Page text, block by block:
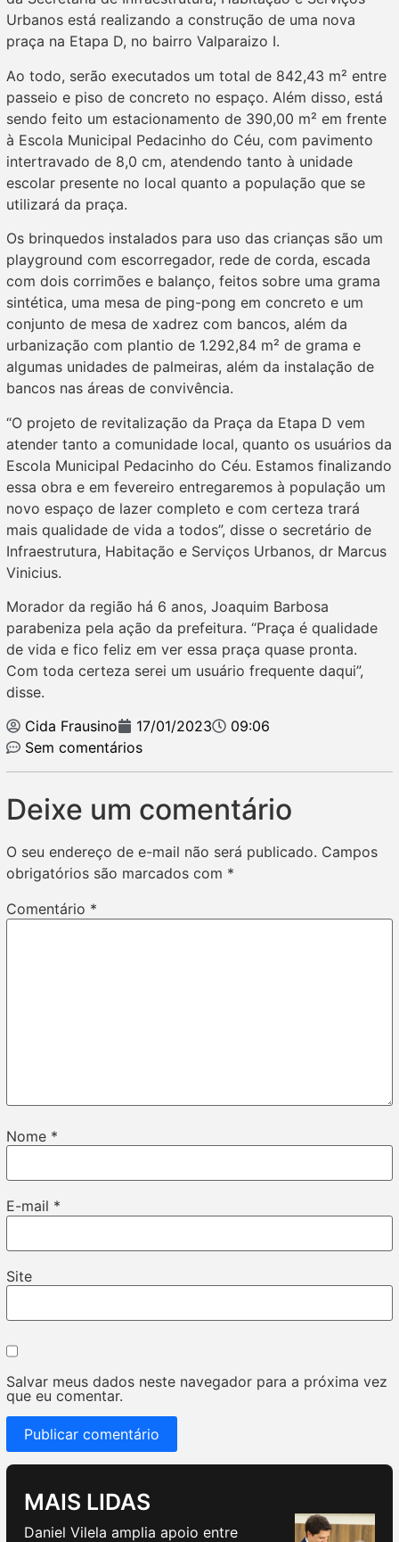
Urbanos está realizando a construção de uma nova
praça na Etapa D, no bairro Valparaizo I.
Ao todo, serão executados um total de 842,43 m² entre
passeio e piso de concreto no espaço. Além disso, está
sendo feito um estacionamento de 390,00 m² em frente
à Escola Municipal Pedacinho do Céu, com pavimento
intertravado de 8,0 cm, atendendo tanto à unidade
escolar presente no local quanto a população que se
utilizará da praça.
Os brinquedos instalados para uso das crianças são um
playground com escorregador, rede de corda, escada
com dois corrimões e balanço, feitos sobre uma grama
sintética, uma mesa de ping-pong em concreto e um
conjunto de mesa de xadrez com bancos, além da
urbanização com plantio de 1.292,84 m² de grama e
algumas unidades de palmeiras, além da instalação de
bancos nas áreas de convivência.
“O projeto de revitalização da Praça da Etapa D vem
atender tanto a comunidade local, quanto os usuários da
Escola Municipal Pedacinho do Céu. Estamos finalizando
essa obra e em fevereiro entregaremos à população um
novo espaço de lazer completo e com certeza trará
mais qualidade de vida a todos”, disse o secretário de
Infraestrutura, Habitação e Serviços Urbanos, dr Marcus
Vinicius.
Morador da região há 6 anos, Joaquim Barbosa
parabeniza pela ação da prefeitura. “Praça é qualidade
de vida e fico feliz em ver essa praça quase pronta.
Com toda certeza serei um usuário frequente daqui”,
disse.
Cida Frausino
17/01/2023
09:06
Sem comentários
Deixe um comentário
O seu endereço de e-mail não será publicado. Campos
obrigatórios são marcados com *
Comentário *
Nome *
E-mail *
Site
Salvar meus dados neste navegador para a próxima vez
que eu comentar.
MAIS LIDAS
Daniel Vilela amplia apoio entre